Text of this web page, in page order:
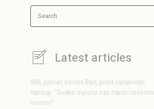
Search
Latest articles
Will, pjevač benda Bait, pred sarajevski
nastup: “Svako mjesto nas nauči nečemu
novom”